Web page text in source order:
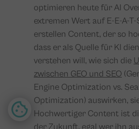
optimieren heute für AI
extremen Wert auf E-E-A-T-
erstellen Content, der so
dass er als Quelle für KI
verstehen will, wie sich die
zwischen GEO und SEO
Engine Optimization vs.
Optimization) auswirken,
Hochwertiger Content ist
der Zukunft, egal wer ihn